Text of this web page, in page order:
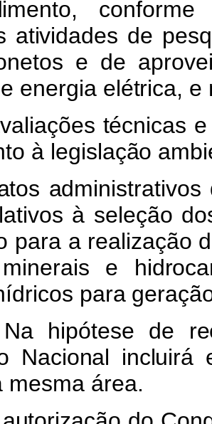
atividades de
e de
energia elétrica, e
técnicas
à legislação
à seleção
para a realização
e
para
hipótese de
Nacional
mesma área.